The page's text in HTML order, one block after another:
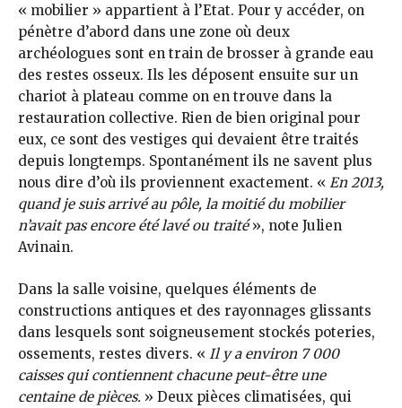
« mobilier » appartient à l’Etat. Pour y accéder, on
pénètre d’abord dans une zone où deux
archéologues sont en train de brosser à grande eau
des restes osseux. Ils les déposent ensuite sur un
chariot à plateau comme on en trouve dans la
restauration collective. Rien de bien original pour
eux, ce sont des vestiges qui devaient être traités
depuis longtemps. Spontanément ils ne savent plus
nous dire d’où ils proviennent exactement. « En 2013,
quand je suis arrivé au pôle, la moitié du mobilier
n’avait pas encore été lavé ou traité», note Julien
Avinain.
Dans la salle voisine, quelques éléments de
constructions antiques et des rayonnages glissants
dans lesquels sont soigneusement stockés poteries,
ossements, restes divers. « Il y a environ 7 000
caisses qui contiennent chacune peut-être une
centaine de pièces. » Deux pièces climatisées, qui